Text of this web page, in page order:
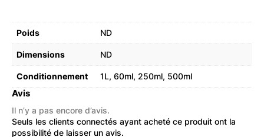
Poids ND
Dimensions ND
Conditionnement 1L, 60ml, 250ml, 500ml
Avis
Il n’y a pas encore d’avis.
Seuls les clients connectés ayant acheté ce produit ont la
possibilité de laisser un avis.